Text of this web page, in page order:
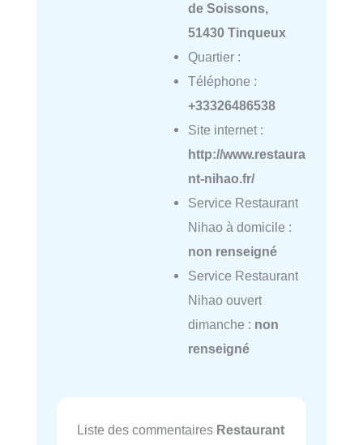
de Soissons,
51430 Tinqueux
Quartier :
Téléphone :
+33326486538
Site internet :
http://www.restaura
nt-nihao.fr/
Service Restaurant
Nihao à domicile :
non renseigné
Service Restaurant
Nihao ouvert
dimanche : non
renseigné
Liste des commentaires Restaurant